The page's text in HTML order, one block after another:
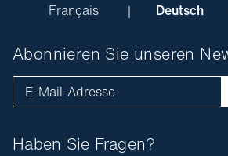
Français Deutsch
Haben Sie Fragen?
Abonnieren Sie unseren
E-Mail-Adresse